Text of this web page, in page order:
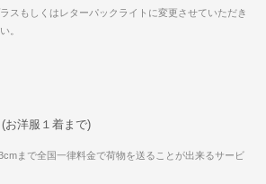
スもしくはレターパックライトに変更させていただき
。
洋服１着まで)
まで全国一律料金で荷物を送ることが出来るサービ